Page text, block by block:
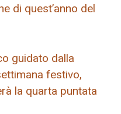
di quest’anno del
guidato dalla
festivo,
la quarta puntata